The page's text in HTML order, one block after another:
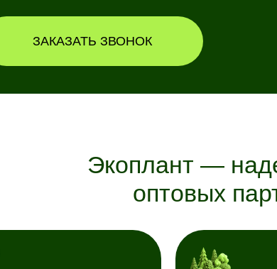
ЗАКАЗАТЬ ЗВОНОК
Экоплант —
оптовых